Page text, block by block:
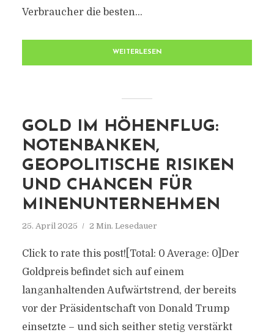
Verbraucher die besten...
WEITERLESEN
GOLD IM HÖHENFLUG:
NOTENBANKEN,
GEOPOLITISCHE RISIKEN
UND CHANCEN FÜR
MINENUNTERNEHMEN
25. April 2025 2 Min. Lesedauer
Click to rate this post![Total: 0 Average: 0]Der
Goldpreis befindet sich auf einem
langanhaltenden Aufwärtstrend, der bereits
vor der Präsidentschaft von Donald Trump
einsetzte – und sich seither stetig verstärkt